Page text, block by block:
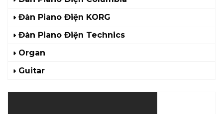
Đàn Piano Điện KORG
Đàn Piano Điện Technics
Organ
Guitar